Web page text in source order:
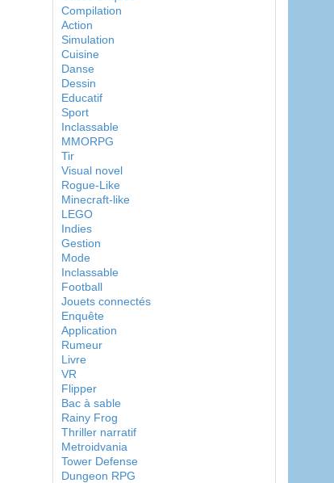
Compilation
Action
Simulation
Cuisine
Danse
Dessin
Educatif
Sport
Inclassable
MMORPG
Tir
Visual novel
Rogue-Like
Minecraft-like
LEGO
Indies
Gestion
Mode
Inclassable
Football
Jouets connectés
Enquête
Application
Rumeur
Livre
VR
Flipper
Bac à sable
Rainy Frog
Thriller narratif
Metroidvania
Tower Defense
Dungeon RPG